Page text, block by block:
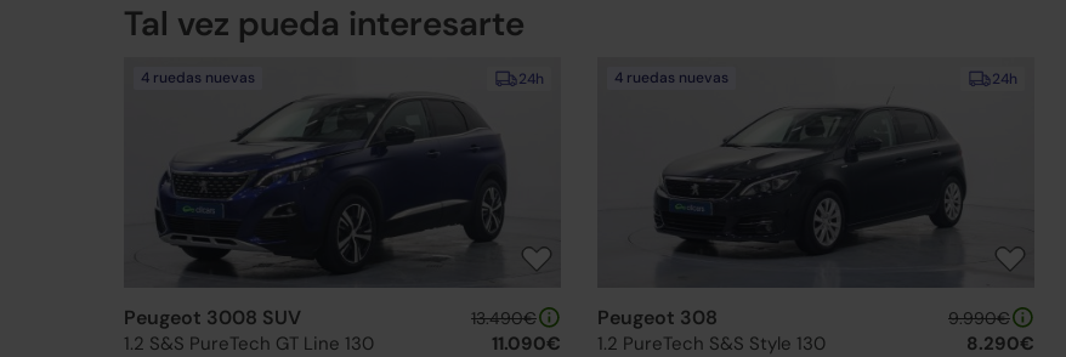
Tal vez pueda interesarte
24h
4 ruedas nuevas
Peugeot 3008 SUV
1.2 S&S PureTech GT Line 130
13.490€
11.090€
24h
4 ruedas nuevas
Peugeot 308
1.2 PureTech S&S Style 130
9.990€
8.290€